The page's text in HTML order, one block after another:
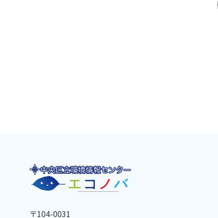
〒104-0031